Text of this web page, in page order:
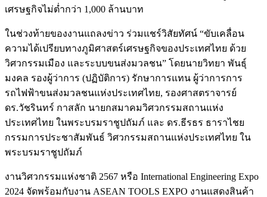
เศรษฐกิจไม่ต่ำกว่า 1,000 ล้านบาท
ในช่วงท้ายของงานแถลงข่าว ร่วมแชร์วิสัยทัศน์ “ขับเคลื่อน
ความได้เปรียบทางภูมิศาสตร์เศรษฐกิจของประเทศไทย ด้วย
วิศวกรรมเมือง และระบบขนส่งมวลชน” โดยนายวิทยา พันธุ์
มงคล รองผู้ว่าการ (ปฏิบัติการ) รักษาการแทน ผู้ว่าการการ
รถไฟฟ้าขนส่งมวลชนแห่งประเทศไทย, รองศาสตราจารย์
ดร.วัชรินทร์ กาสลัก นายกสมาคมวิศวกรรมสถานแห่ง
ประเทศไทย ในพระบรมราชูปถัมภ์ และ ดร.ธีรธร ธาราไชย
กรรมการประชาสัมพันธ์ วิศวกรรมสถานแห่งประเทศไทย ใน
พระบรมราชูปถัมภ์
งานวิศวกรรมแห่งชาติ 2567 หรือ International Engineering Expo
2024 จัดพร้อมกับงาน ASEAN TOOLS EXPO งานแสดงสินค้า